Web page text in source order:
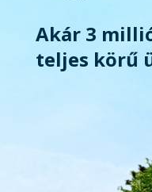
Akár 3
teljes körű